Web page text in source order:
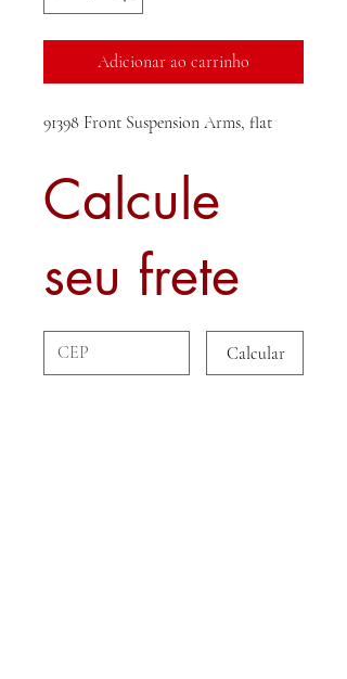
Adicionar ao carrinho
91398 Front Suspension Arms, flat
Calcule
seu frete
Calcular